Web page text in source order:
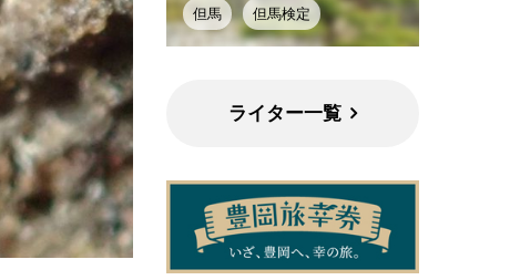
但馬 但馬検定
ライター一覧